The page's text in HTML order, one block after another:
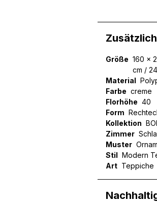
Größe 160 x
cm /
Material
Farbe creme
Florhöhe 40
Form
Kollektion
Zimmer
Muster
Stil Modern
Art Teppiche